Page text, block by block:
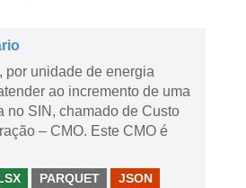
por unidade de energia
ao incremento de uma
no SIN, chamado de Custo
– CMO. Este CMO é
PARQUET JSON